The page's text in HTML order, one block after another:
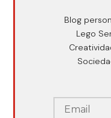
Blog
Lego